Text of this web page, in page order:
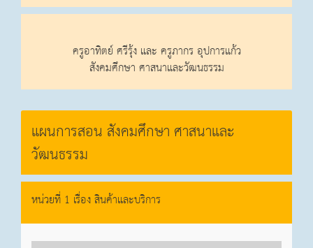
ครูอาทิตย์ ศรีรุ้ง และ ครูภากร อุปการแก้ว
สังคมศึกษา ศาสนาและวัฒนธรรม
แผนการสอน สังคมศึกษา ศาสนาและ
วัฒนธรรม
หน่วยที่ 1 เรื่อง สินค้าและบริการ